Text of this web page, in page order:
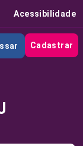
Acessibilidade
Cadastrar